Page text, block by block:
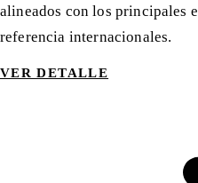
alineados con los principales
referencia internacionales.
VER DETALLE